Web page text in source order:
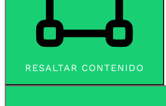
RESALTAR CONTENIDO